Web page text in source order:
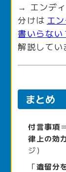
→ エンデ
分けは エ
書いらな
解説してい
まとめ
付言事項
律上の効
ジ）
「遺留分